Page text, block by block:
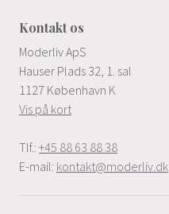
Kontakt os
Moderliv ApS
Hauser Plads 32, 1. sal
1127 København K
Vis på kort
Tlf.: +45 88 63 88 38
E-mail: kontakt@moderliv.dk